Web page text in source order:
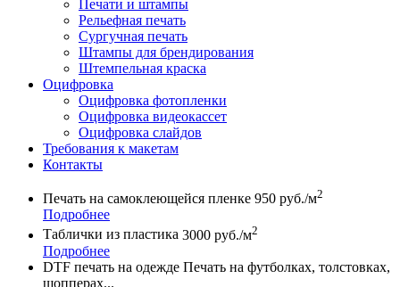
Печати и штампы
Рельефная печать
Сургучная печать
Штампы для брендирования
Штемпельная краска
Оцифровка
Оцифровка фотопленки
Оцифровка видеокассет
Оцифровка слайдов
Требования к макетам
Контакты
Печать на самоклеющейся пленке 950 руб./м2
Подробнее
Таблички из пластика 3000 руб./м2
Подробнее
DTF печать на одежде Печать на футболках, толстовках,
шопперах...